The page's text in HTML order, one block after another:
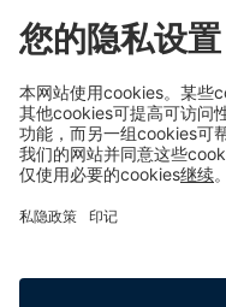
市场
软饮料行业
果汁行业
啤酒行业
葡萄酒与烈酒行业
软饮料和水
饮料糖浆
能量饮料
运动饮料
我们的投资组合
天然口感和香料解决方案
保健配料
可持续性发展
我们是谁